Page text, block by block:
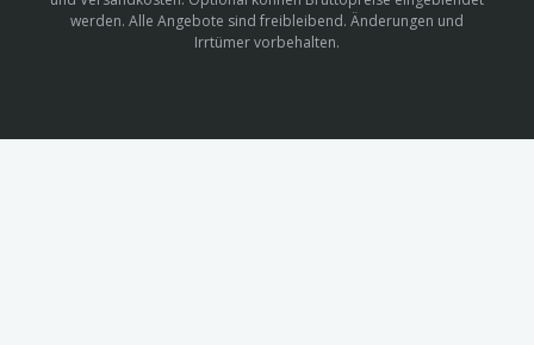
werden. Alle Angebote sind freibleibend. Änderungen und
Irrtümer vorbehalten.